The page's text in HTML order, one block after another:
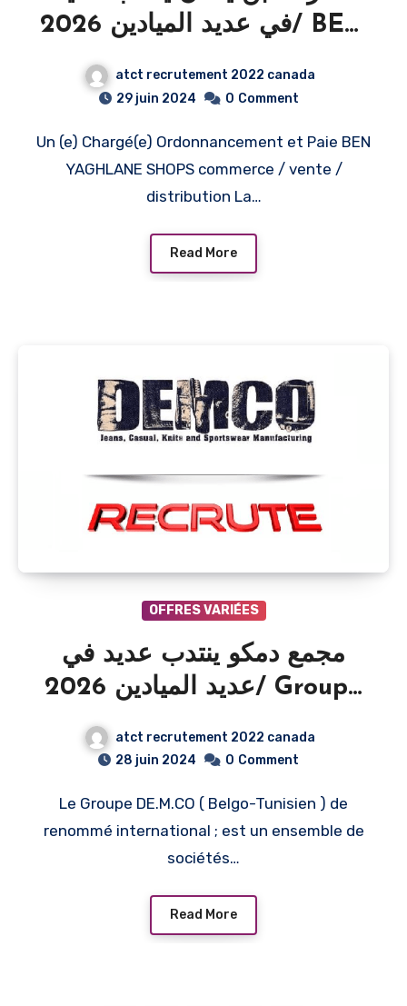
في عديد الميادين 2026/ BEN
YAGHLANE SHOPS
Recrute Plusieurs profils
atct recrutement 2022 canada
29 juin 2024
0 Comment
Un (e) Chargé(e) Ordonnancement et Paie BEN
YAGHLANE SHOPS commerce / vente /
distribution La…
Read More
OFFRES VARIÉES
مجمع دمكو ينتدب عديد في
عديد الميادين 2026/ Groupe
DEMCO Recrutement
Plusieurs profils pour 2026
atct recrutement 2022 canada
28 juin 2024
0 Comment
Le Groupe DE.M.CO ( Belgo-Tunisien ) de
renommé international ; est un ensemble de
sociétés…
Read More